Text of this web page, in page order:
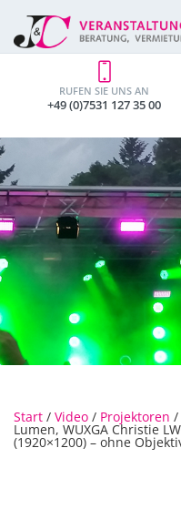
RUFEN SIE UNS AN
+49 (0)7531 127 35 00
Start / Video / Projektoren /
Lumen, WUXGA Christie
(1920×1200) – ohne